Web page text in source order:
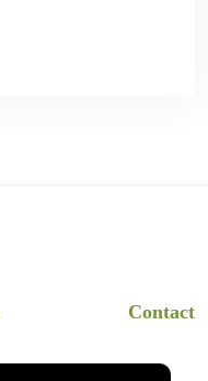
Contact